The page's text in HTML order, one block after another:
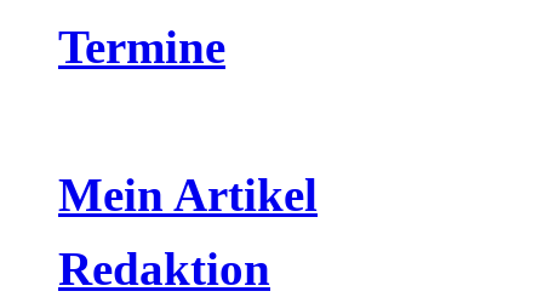
Termine
Mein Artikel
Redaktion